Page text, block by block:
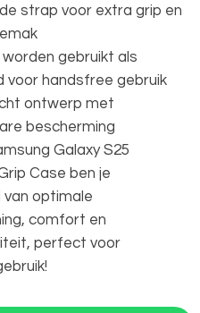
strap voor extra grip en
gebruikt als
voor handsfree gebruik
ontwerp met
bescherming
Galaxy S25
Case ben je
van optimale
comfort en
perfect voor